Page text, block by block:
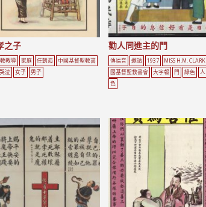
之子
教導 家庭 任朝海
中國基督聖教書
哭泣 女子 男子
勸人同進主的門
傳福音 邀請 1937 MISS H.M. CLARK
國基督聖教書會
大字報 門 綠色 人
色